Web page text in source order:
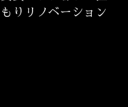
もりリノベーション